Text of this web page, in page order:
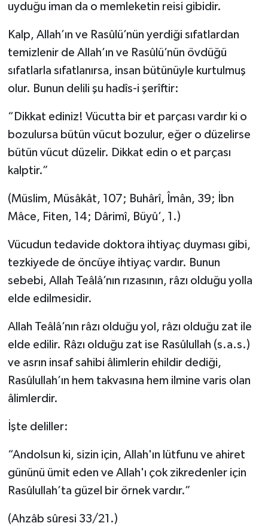
uyduğu iman da o memleketin reisi gibidir.
Kalp, Allah’ın ve Rasûlü’nün yerdiği sıfatlardan
temizlenir de Allah’ın ve Rasûlü’nün övdüğü
sıfatlarla sıfatlanırsa, insan bütünüyle kurtulmuş
olur. Bunun delili şu hadîs-i şerîftir:
“Dikkat ediniz! Vücutta bir et parçası vardır ki o
bozulursa bütün vücut bozulur, eğer o düzelirse
bütün vücut düzelir. Dikkat edin o et parçası
kalptir.”
(Müslim, Müsâkât, 107; Buhârî, Îmân, 39; İbn
Mâce, Fiten, 14; Dârimî, Büyû’, 1.)
Vücudun tedavide doktora ihtiyaç duyması gibi,
tezkiyede de öncüye ihtiyaç vardır. Bunun
sebebi, Allah Teâlâ’nın rızasının, râzı olduğu yolla
elde edilmesidir.
Allah Teâlâ’nın râzı olduğu yol, râzı olduğu zat ile
elde edilir. Râzı olduğu zat ise Rasûlullah (s.a.s.)
ve asrın insaf sahibi âlimlerin ehildir dediği,
Rasûlullah’ın hem takvasına hem ilmine varis olan
âlimlerdir.
İşte deliller:
“Andolsun ki, sizin için, Allah'ın lütfunu ve ahiret
gününü ümit eden ve Allah'ı çok zikredenler için
Rasûlullah’ta güzel bir örnek vardır.”
(Ahzâb sûresi 33/21.)